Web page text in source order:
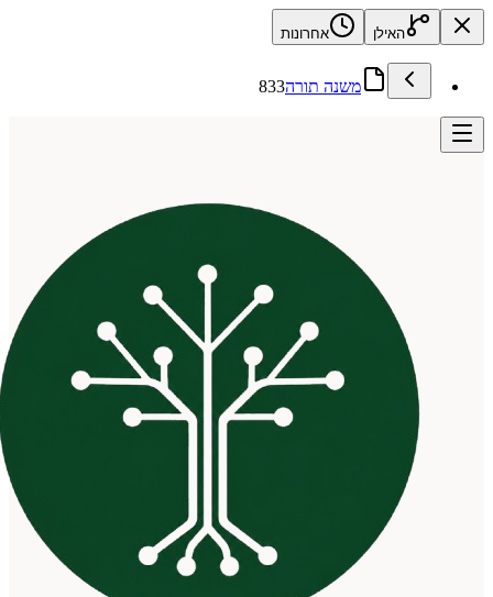
האילן אחרונות
משנה תורה833